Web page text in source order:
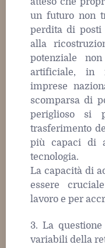
un futuro non
perdita di
alla
potenziale
artificiale, in
imprese
scomparsa di
periglioso si
trasferimento
più capaci di
tecnologia.
La capacità di
essere
lavoro e per
3. La
variabili della